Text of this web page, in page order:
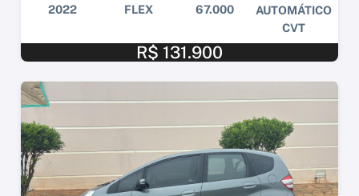
2022 FLEX 67.000
AUTOMÁTICO
CVT
R$ 131.900